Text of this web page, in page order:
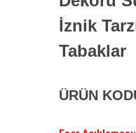
ÜRÜN
Desenli 3